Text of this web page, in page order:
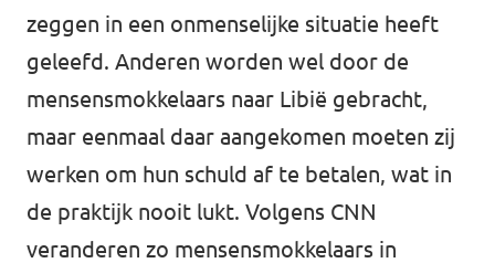
zeggen in een onmenselijke situatie heeft
geleefd. Anderen worden wel door de
mensensmokkelaars naar Libië gebracht,
maar eenmaal daar aangekomen moeten zij
werken om hun schuld af te betalen, wat in
de praktijk nooit lukt. Volgens CNN
veranderen zo mensensmokkelaars in